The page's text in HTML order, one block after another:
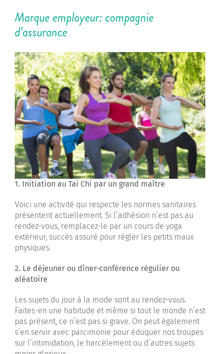
Marque employeur: compagnie
d’assurance
1. Initiation au Tai Chi par un grand maître
Voici une activité qui respecte les normes sanitaires
présentent actuellement. Si l’adhésion n’est pas au
rendez-vous, remplacez-le par un cours de yoga
extérieur, succès assuré pour régler les petits maux
physiques.
2. Le déjeuner ou dîner-conférence régulier ou
aléatoire
Les sujets du jour à la mode sont au rendez-vous.
Faites-en une habitude et même si tout le monde n’est
pas présent, ce n’est pas si grave. On peut également
s’en servir avec parcimonie pour éduquer nos troupes
sur l’intimidation, le harcèlement ou d’autres sujets